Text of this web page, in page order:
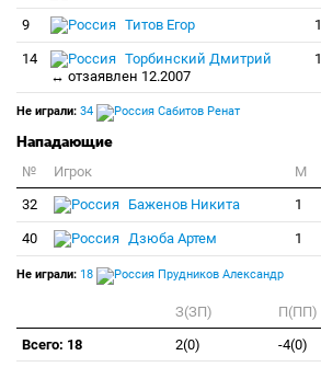
9 Титов Егор 1
14
Торбинский Дмитрий
↔ отзаявлен 12.2007
1
Не играли: 34 Сабитов Ренат
Нападающие
№ Игрок M
32
Баженов Никита 1
40 Дзюба Артем 1
Не играли: 18 Прудников Александр
З(ЗП) П(ПП)
Всего: 18
2(0) -4(0)